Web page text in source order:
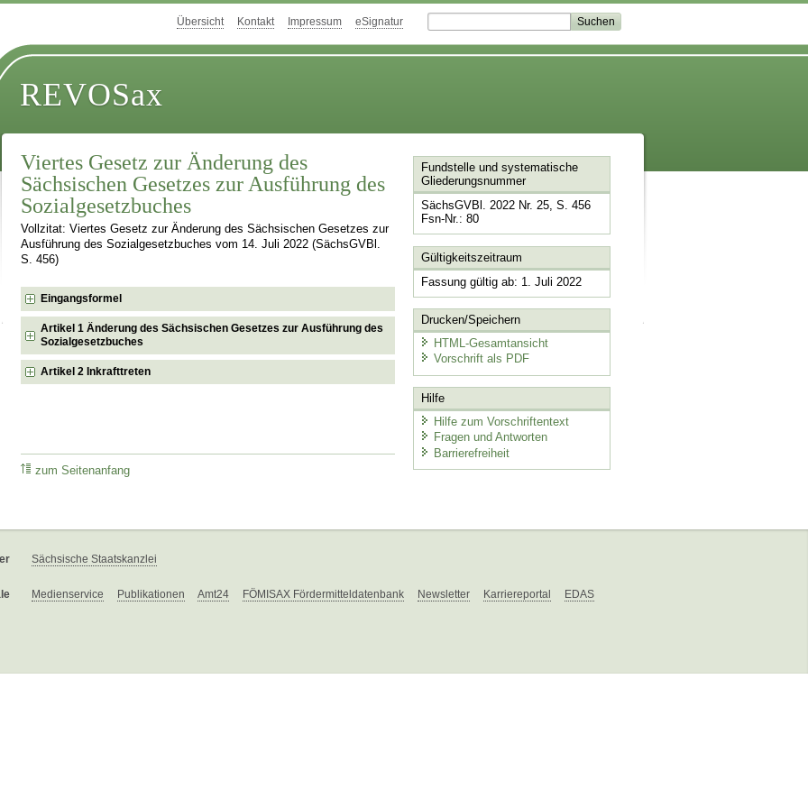
Übersicht Kontakt Impressum eSignatur
REVOSax
Viertes Gesetz zur Änderung des
Sächsischen Gesetzes zur Ausführung des
Sozialgesetzbuches
Vollzitat: Viertes Gesetz zur Änderung des Sächsischen Gesetzes zur
Ausführung des Sozialgesetzbuches vom 14. Juli 2022 (SächsGVBl.
S. 456)
Eingangsformel
Artikel 1 Änderung des Sächsischen Gesetzes zur Ausführung des
Sozialgesetzbuches
Artikel 2 Inkrafttreten
zum Seitenanfang
Fundstelle und systematische
Gliederungsnummer
SächsGVBl. 2022 Nr. 25, S. 456
Fsn-Nr.: 80
Gültigkeitszeitraum
Fassung gültig ab: 1. Juli 2022
Drucken/Speichern
HTML-Gesamtansicht
Vorschrift als PDF
Hilfe
Hilfe zum Vorschriftentext
Fragen und Antworten
Barrierefreiheit
Sächsische Staatskanzlei
Medienservice Publikationen Amt24 FÖMISAX Fördermitteldatenbank Newsletter Karriereportal EDAS